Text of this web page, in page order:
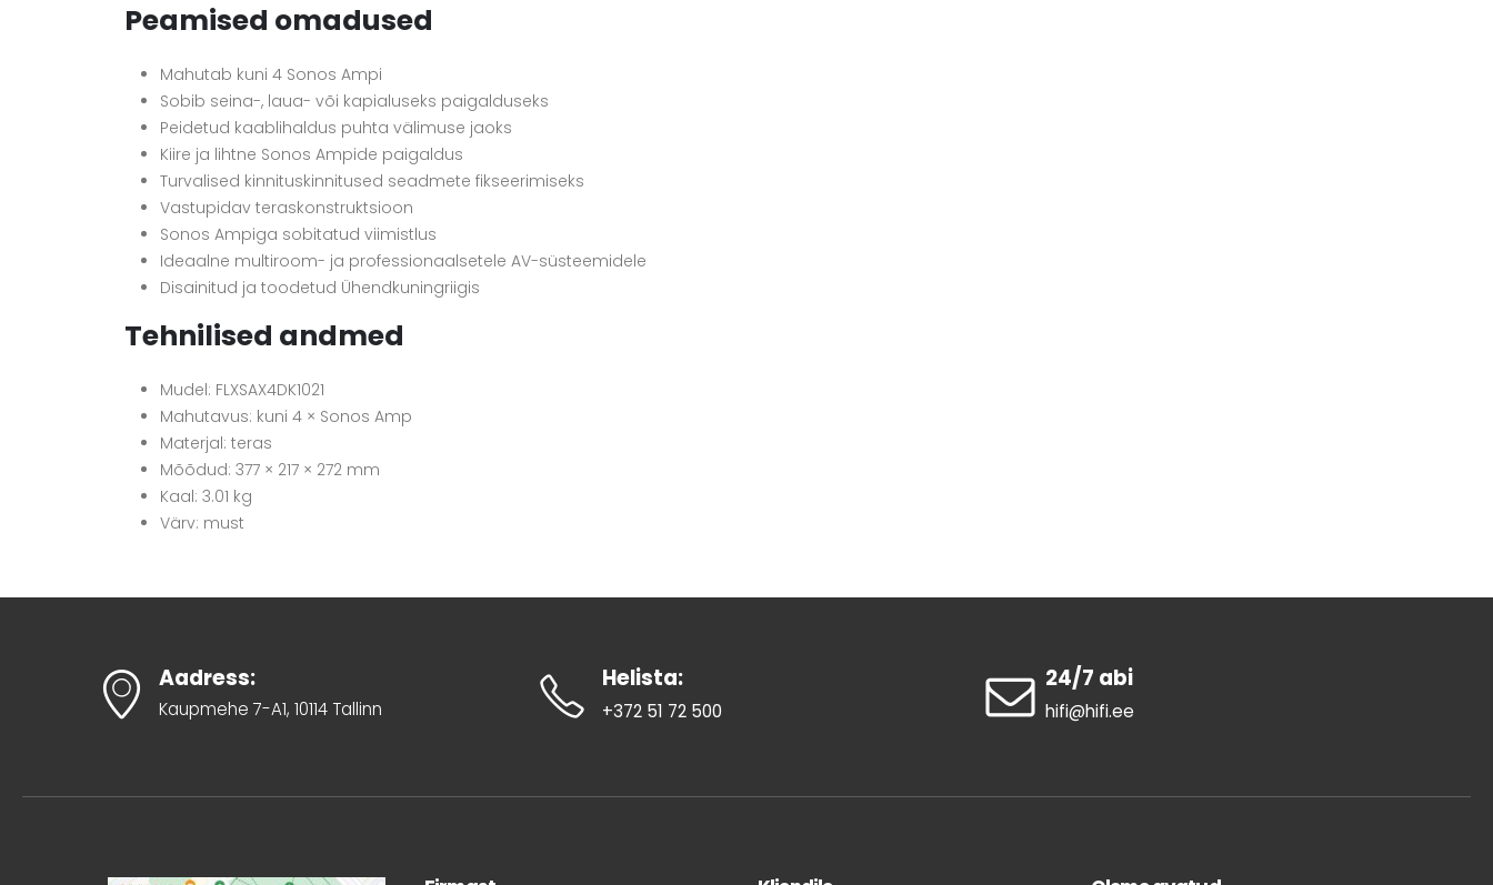
Peamised omadused
Mahutab kuni 4 Sonos Ampi
Sobib seina-, laua- või kapialuseks paigalduseks
Peidetud kaablihaldus puhta välimuse jaoks
Kiire ja lihtne Sonos Ampide paigaldus
Turvalised kinnituskinnitused seadmete fikseerimiseks
Vastupidav teraskonstruktsioon
Sonos Ampiga sobitatud viimistlus
Ideaalne multiroom- ja professionaalsetele AV-süsteemidele
Disainitud ja toodetud Ühendkuningriigis
Tehnilised andmed
Mudel: FLXSAX4DK1021
Mahutavus: kuni 4 × Sonos Amp
Materjal: teras
Mõõdud: 377 × 217 × 272 mm
Kaal: 3.01 kg
Värv: must
Aadress:
Kaupmehe 7-A1, 10114 Tallinn
Helista:
+372 51 72 500
24/7 abi
hifi@hifi.ee